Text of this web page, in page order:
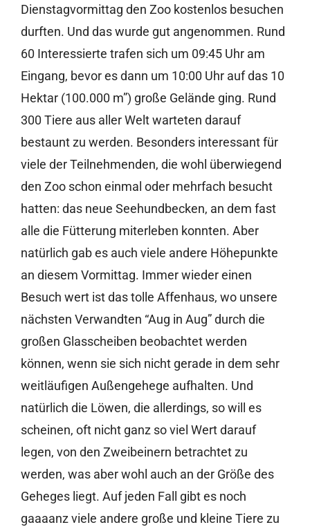
Dienstagvormittag den Zoo kostenlos besuchen
durften. Und das wurde gut angenommen. Rund
60 Interessierte trafen sich um 09:45 Uhr am
Eingang, bevor es dann um 10:00 Uhr auf das 10
Hektar (100.000 m”) große Gelände ging. Rund
300 Tiere aus aller Welt warteten darauf
bestaunt zu werden. Besonders interessant für
viele der Teilnehmenden, die wohl überwiegend
den Zoo schon einmal oder mehrfach besucht
hatten: das neue Seehundbecken, an dem fast
alle die Fütterung miterleben konnten. Aber
natürlich gab es auch viele andere Höhepunkte
an diesem Vormittag. Immer wieder einen
Besuch wert ist das tolle Affenhaus, wo unsere
nächsten Verwandten “Aug in Aug” durch die
großen Glasscheiben beobachtet werden
können, wenn sie sich nicht gerade in dem sehr
weitläufigen Außengehege aufhalten. Und
natürlich die Löwen, die allerdings, so will es
scheinen, oft nicht ganz so viel Wert darauf
legen, von den Zweibeinern betrachtet zu
werden, was aber wohl auch an der Größe des
Geheges liegt. Auf jeden Fall gibt es noch
gaaaanz viele andere große und kleine Tiere zu